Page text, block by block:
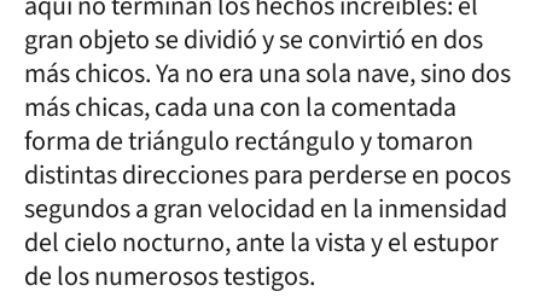
gran objeto se dividió y se convirtió en dos
más chicos. Ya no era una sola nave, sino dos
más chicas, cada una con la comentada
forma de triángulo rectángulo y tomaron
distintas direcciones para perderse en pocos
segundos a gran velocidad en la inmensidad
del cielo nocturno, ante la vista y el estupor
de los numerosos testigos.